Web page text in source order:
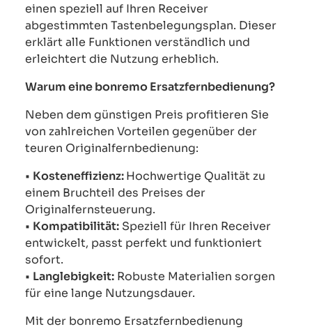
einen speziell auf Ihren Receiver
abgestimmten Tastenbelegungsplan. Dieser
erklärt alle Funktionen verständlich und
erleichtert die Nutzung erheblich.
Warum eine bonremo Ersatzfernbedienung?
Neben dem günstigen Preis profitieren Sie
von zahlreichen Vorteilen gegenüber der
teuren Originalfernbedienung:
• Kosteneffizienz:Hochwertige Qualität zu
einem Bruchteil des Preises der
Originalfernsteuerung.
• Kompatibilität: Speziell für Ihren Receiver
entwickelt, passt perfekt und funktioniert
sofort.
• Langlebigkeit: Robuste Materialien sorgen
für eine lange Nutzungsdauer.
Mit der bonremo Ersatzfernbedienung